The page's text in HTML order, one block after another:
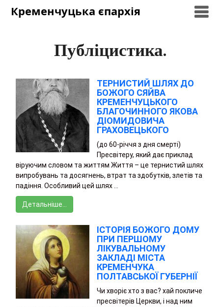
Кременчуцька єпархія
Публіцистика.
ТЕРНИСТИЙ ШЛЯХ ДО
БОЖОГО СЯЙВА
КРЕМЕНЧУЦЬКОГО
БЛАГОЧИННОГО ЯКОВА
ДІОМИДОВИЧА
ГРАХОВЕЦЬКОГО
(до 60-річчя з дня смерті)
Пресвітеру, який дає приклад
віруючим словом та життям Життя – це тернистий шлях
випробувань та досягнень, втрат та здобутків, злетів та
падіння. Особливий цей шлях …
Детальніше…
ІСТОРІЯ БОЖОГО ДОМУ
ПРИ ПЕРШОМУ
ЛІКУВАЛЬНОМУ
ЗАКЛАДІ МІСТА
КРЕМЕНЧУКА
ПОЛТАВСЬКОЇ ГУБЕРНІЇ
Чи хворіє хто з вас? хай покличе
пресвітерів Церкви, і над ним